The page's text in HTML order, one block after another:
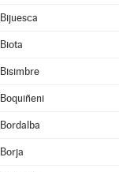
Bijuesca
Biota
Bisimbre
Boquiñeni
Bordalba
Borja